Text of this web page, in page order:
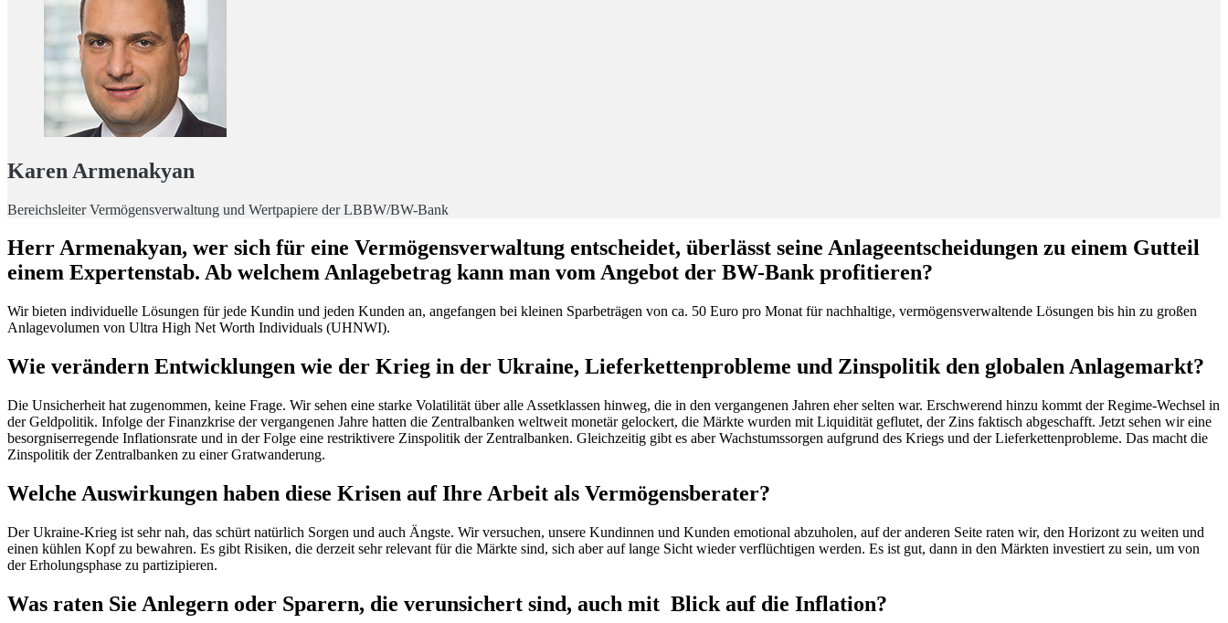
Karen Armenakyan
Bereichsleiter Vermögensverwaltung und Wertpapiere der LBBW/BW-Bank
Herr Armenakyan, wer sich für eine Vermögensverwaltung entscheidet, überlässt seine Anlageentscheidungen zu einem Gutteil
einem Expertenstab. Ab welchem Anlagebetrag kann man vom Angebot der BW-Bank profitieren?
Wir bieten individuelle Lösungen für jede Kundin und jeden Kunden an, angefangen bei kleinen Sparbeträgen von ca. 50 Euro pro Monat für nachhaltige, vermögensverwaltende Lösungen bis hin zu großen
Anlagevolumen von Ultra High Net Worth Individuals (UHNWI).
Wie verändern Entwicklungen wie der Krieg in der Ukraine, Lieferkettenprobleme und Zinspolitik den globalen Anlagemarkt?
Die Unsicherheit hat zugenommen, keine Frage. Wir sehen eine starke Volatilität über alle Assetklassen hinweg, die in den vergangenen Jahren eher selten war. Erschwerend hinzu kommt der Regime-Wechsel in
der Geldpolitik. Infolge der Finanzkrise der vergangenen Jahre hatten die Zentralbanken weltweit monetär gelockert, die Märkte wurden mit Liquidität geflutet, der Zins faktisch abgeschafft. Jetzt sehen wir eine
besorgniserregende Inflationsrate und in der Folge eine restriktivere Zinspolitik der Zentralbanken. Gleichzeitig gibt es aber Wachstumssorgen aufgrund des Kriegs und der Lieferkettenprobleme. Das macht die
Zinspolitik der Zentralbanken zu einer Gratwanderung.
Welche Auswirkungen haben diese Krisen auf Ihre Arbeit als Vermögensberater?
Der Ukraine-Krieg ist sehr nah, das schürt natürlich Sorgen und auch Ängste. Wir versuchen, unsere Kundinnen und Kunden emotional abzuholen, auf der anderen Seite raten wir, den Horizont zu weiten und
einen kühlen Kopf zu bewahren. Es gibt Risiken, die derzeit sehr relevant für die Märkte sind, sich aber auf lange Sicht wieder verflüchtigen werden. Es ist gut, dann in den Märkten investiert zu sein, um von
der Erholungsphase zu partizipieren.
Was raten Sie Anlegern oder Sparern, die verunsichert sind, auch mit Blick auf die Inflation?